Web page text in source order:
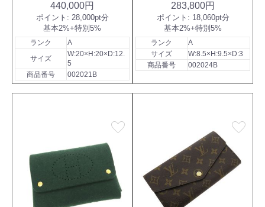
440,000円
ポイント: 28,000pt分
基本2%+特別5%
ランク
A
サイズ
W:20×H:20×D:12.
5
商品番号
002021B
283,800円
ポイント: 18,060pt分
基本2%+特別5%
ランク
A
サイズ
W:8.5×H:9.5×D:3
商品番号
002024B
favorite favorite